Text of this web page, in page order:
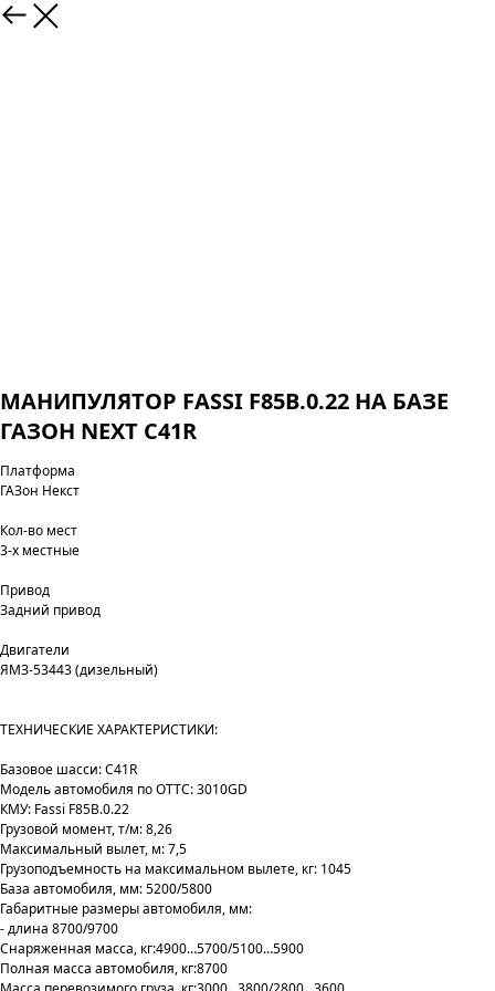
МАНИПУЛЯТОР FASSI F85B.0.22 НА БАЗЕ
ГАЗОН NEXT C41R
Платформа
ГАЗон Некст
Кол-во мест
3-х местные
Привод
Задний привод
Двигатели
ЯМЗ-53443 (дизельный)
ТЕХНИЧЕСКИЕ ХАРАКТЕРИСТИКИ:
Базовое шасси: С41R
Модель автомобиля по ОТТС: 3010GD
КМУ: Fassi F85B.0.22
Грузовой момент, т/м: 8,26
Максимальный вылет, м: 7,5
Грузоподъемность на максимальном вылете, кг: 1045
База автомобиля, мм: 5200/5800
Габаритные размеры автомобиля, мм:
- длина 8700/9700
Снаряженная масса, кг:4900…5700/5100…5900
Полная масса автомобиля, кг:8700